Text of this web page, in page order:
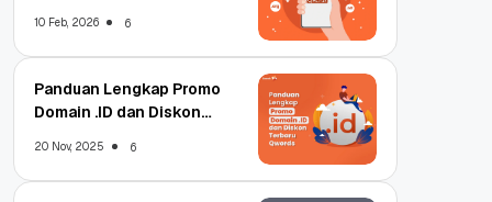
10 Feb, 2026 6
Panduan Lengkap Promo
Domain .ID dan Diskon
20 Nov, 2025 6